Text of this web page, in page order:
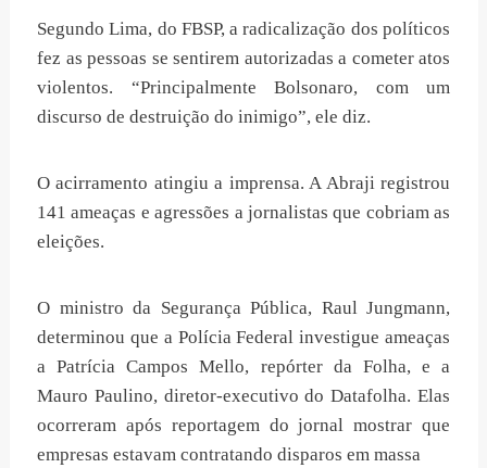
Segundo Lima, do FBSP, a radicalização dos políticos
fez as pessoas se sentirem autorizadas a cometer atos
violentos. “Principalmente Bolsonaro, com um
discurso de destruição do inimigo”, ele diz.
O acirramento atingiu a imprensa. A Abraji registrou
141 ameaças e agressões a jornalistas que cobriam as
eleições.
O ministro da Segurança Pública, Raul Jungmann,
determinou que a Polícia Federal investigue ameaças
a Patrícia Campos Mello, repórter da Folha, e a
Mauro Paulino, diretor-executivo do Datafolha. Elas
ocorreram após reportagem do jornal mostrar que
empresas estavam contratando disparos em massa